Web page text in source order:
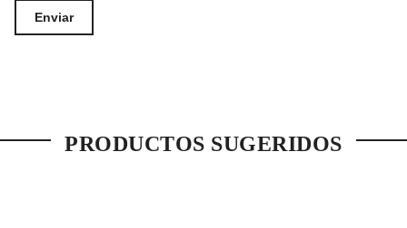
PRODUCTOS SUGERIDOS